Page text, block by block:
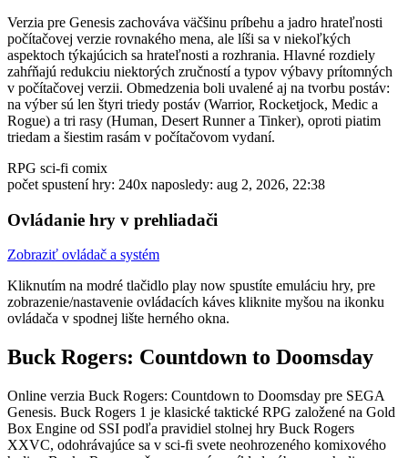
Verzia pre Genesis zachováva väčšinu príbehu a jadro hrateľnosti
počítačovej verzie rovnakého mena, ale líši sa v niekoľkých
aspektoch týkajúcich sa hrateľnosti a rozhrania. Hlavné rozdiely
zahŕňajú redukciu niektorých zručností a typov výbavy prítomných
v počítačovej verzii. Obmedzenia boli uvalené aj na tvorbu postáv:
na výber sú len štyri triedy postáv (Warrior, Rocketjock, Medic a
Rogue) a tri rasy (Human, Desert Runner a Tinker), oproti piatim
triedam a šiestim rasám v počítačovom vydaní.
RPG sci-fi comix
počet spustení hry: 240x naposledy: aug 2, 2026, 22:38
Ovládanie hry v prehliadači
Zobraziť ovládač a systém
Kliknutím na modré tlačidlo play now spustíte emuláciu hry, pre
zobrazenie/nastavenie ovládacích káves kliknite myšou na ikonku
ovládača v spodnej lište herného okna.
Buck Rogers: Countdown to Doomsday
Online verzia Buck Rogers: Countdown to Doomsday pre SEGA
Genesis. Buck Rogers 1 je klasické taktické RPG založené na Gold
Box Engine od SSI podľa pravidiel stolnej hry Buck Rogers
XXVC, odohrávajúce sa v sci-fi svete neohrozeného komixového